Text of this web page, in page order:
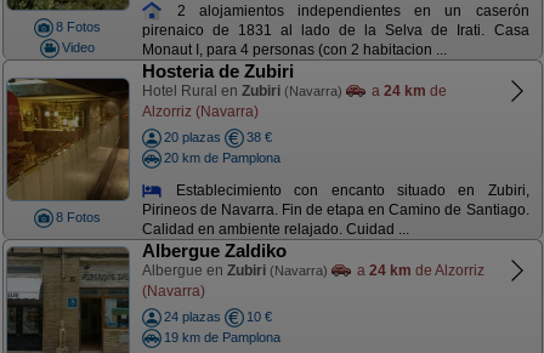
8 Fotos
Video
2 alojamientos independientes en un caserón
pirenaico de 1831 al lado de la Selva de Irati. Casa
Monaut I, para 4 personas (con 2 habitacion ...
8 Fotos
Hosteria de Zubiri
Hotel Rural en Zubiri (Navarra) a 24 km de
Alzorriz (Navarra)
20 plazas
38 €
20 km de Pamplona
Establecimiento con encanto situado en Zubiri,
Pirineos de Navarra. Fin de etapa en Camino de Santiago.
Calidad en ambiente relajado. Cuidad ...
Albergue Zaldiko
Albergue en Zubiri (Navarra) a 24 km de Alzorriz
(Navarra)
24 plazas
10 €
19 km de Pamplona